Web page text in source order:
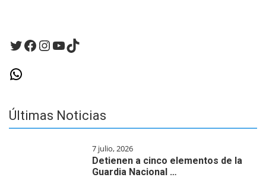
Twitter
Facebook
Instagram
YouTube
TikTok
WhatsApp
Últimas Noticias
7 julio, 2026
Detienen a cinco elementos de la
Guardia Nacional …